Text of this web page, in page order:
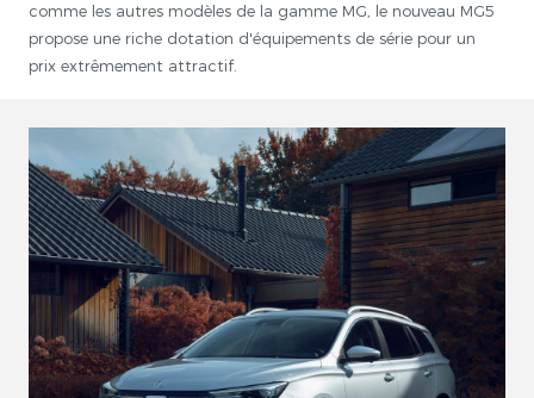
comme les autres modèles de la gamme MG, le nouveau MG5
propose une riche dotation d'équipements de série pour un
prix extrêmement attractif.